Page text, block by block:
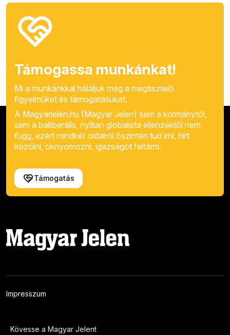
Támogassa munkánkat!
Mi a munkánkkal háláljuk meg a megtisztelő
figyelmüket és támogatásukat.
A Magyarjelen.hu (Magyar Jelen) sem a kormánytól,
sem a balliberális, nyíltan globalista ellenzéktől nem
függ, ezért mindkét oldalról őszintén tud írni, hírt
közölni, oknyomozni, igazságot feltárni.
Támogatás
Impresszum
Kövesse a Magyar Jelent